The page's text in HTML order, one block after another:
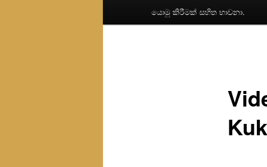
යොමු කිරීමක් සහිත භාවනා.